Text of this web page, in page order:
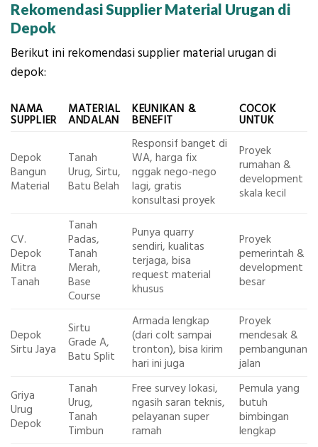
Rekomendasi Supplier Material Urugan di
Depok
Berikut ini rekomendasi supplier material urugan di
depok:
NAMA
SUPPLIER
MATERIAL
ANDALAN
KEUNIKAN &
BENEFIT
COCOK
UNTUK
Depok
Bangun
Material
Tanah
Urug, Sirtu,
Batu Belah
Responsif banget di
WA, harga fix
nggak nego-nego
lagi, gratis
konsultasi proyek
Proyek
rumahan &
development
skala kecil
CV.
Depok
Mitra
Tanah
Tanah
Padas,
Tanah
Merah,
Base
Course
Punya quarry
sendiri, kualitas
terjaga, bisa
request material
khusus
Proyek
pemerintah &
development
besar
Depok
Sirtu Jaya
Sirtu
Grade A,
Batu Split
Armada lengkap
(dari colt sampai
tronton), bisa kirim
hari ini juga
Proyek
mendesak &
pembangunan
jalan
Griya
Urug
Depok
Tanah
Urug,
Tanah
Timbun
Free survey lokasi,
ngasih saran teknis,
pelayanan super
ramah
Pemula yang
butuh
bimbingan
lengkap